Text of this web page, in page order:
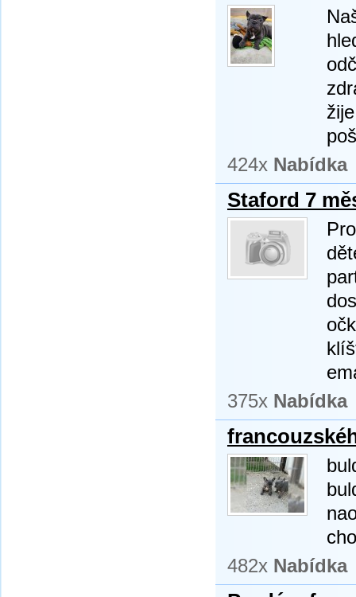
424x Nabídka
Staford 7
375x Nabídka
482x Nabídka